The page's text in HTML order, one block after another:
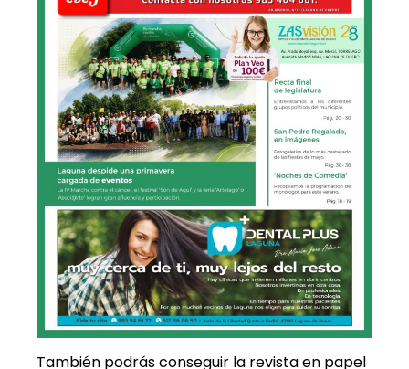
También podrás conseguir la revista en papel